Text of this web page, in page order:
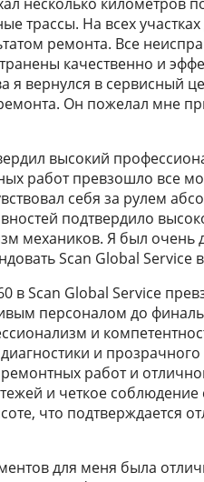
трассы. На всех
ремонта. Все
качественно и
я вернулся в сервисный
Он пожелал мне
высокий
работ превзошло все
себя за рулем
подтвердило
механиков. Я был очень
Scan Global Service
в Scan Global Service
персоналом до
и
и
работ и
и четкое
что подтверждается
для меня была